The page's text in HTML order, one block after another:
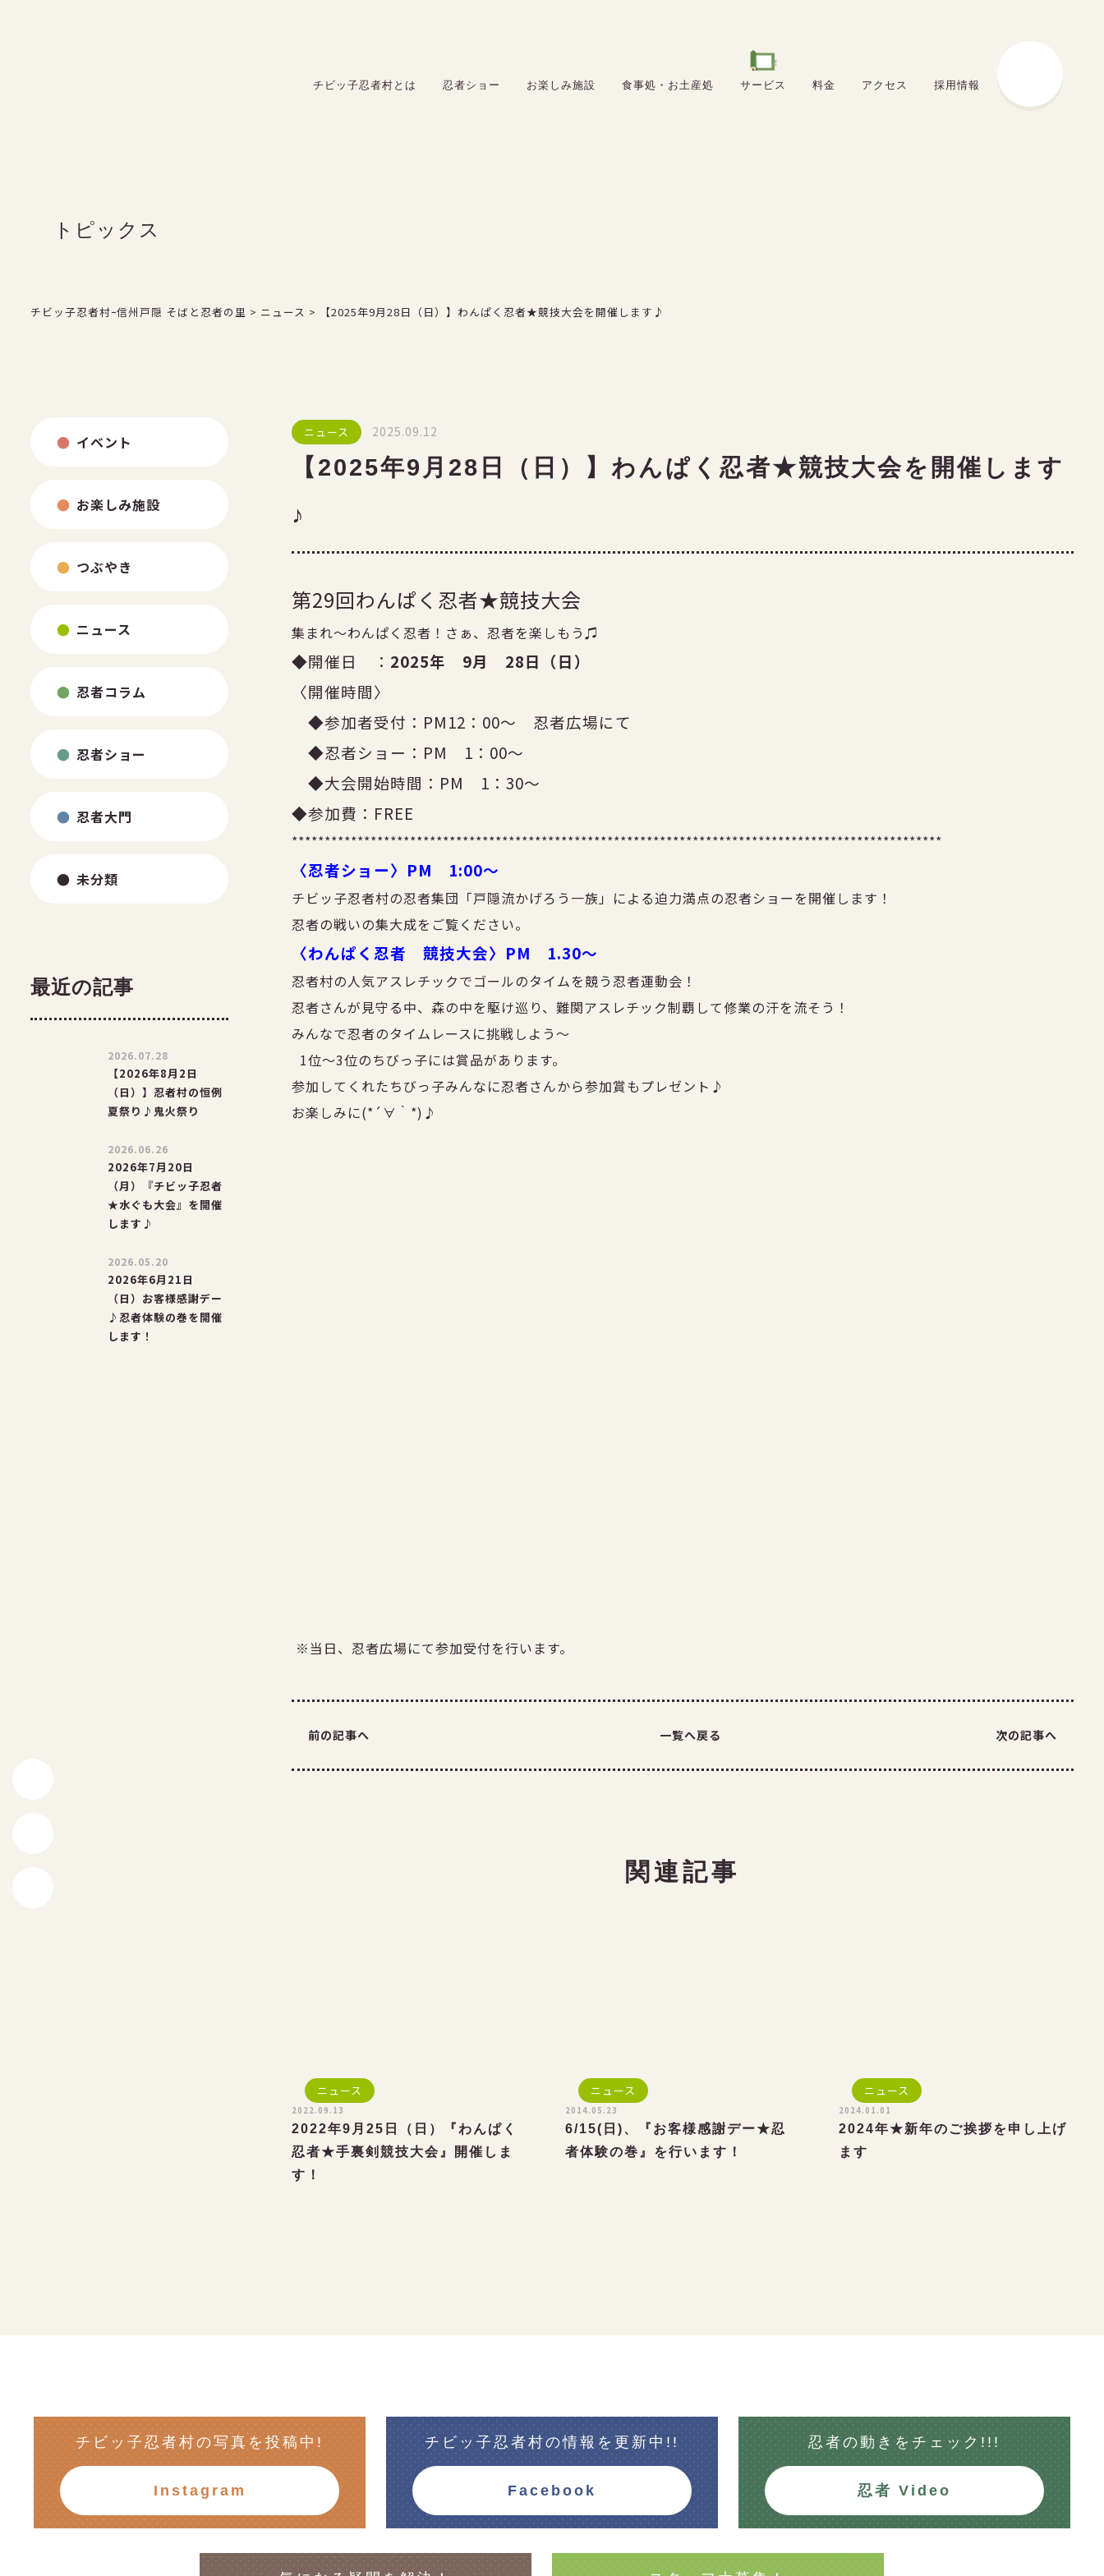
チビッ子忍者村とは 忍者ショー お楽しみ施設 食事処・お土産処 サービス 料金 アクセス 採用情報
サービス
トピックス
チビッ子忍者村ｰ信州戸隠 そばと忍者の里 > ニュース > 【2025年9月28日（日）】わんぱく忍者★競技大会を開催します♪
ニュース 2025.09.12
【2025年9月28日（日）】わんぱく忍者★競技大会を開催します
♪
第29回わんぱく忍者★競技大会
集まれ～わんぱく忍者！さぁ、忍者を楽しもう♫
◆開催日 ： 2025年 9月 28日（日）
〈開催時間〉
◆参加者受付：PM12：00～ 忍者広場にて
◆忍者ショー：PM 1：00～
◆大会開始時間：PM 1：30～
◆参加費：FREE
***************************************************************************************************
〈忍者ショー〉PM 1:00～
チビッ子忍者村の忍者集団「戸隠流かげろう一族」による迫力満点の忍者ショーを開催します！
忍者の戦いの集大成をご覧ください。
〈わんぱく忍者 競技大会〉PM 1.30～
忍者村の人気アスレチックでゴールのタイムを競う忍者運動会！
忍者さんが見守る中、森の中を駆け巡り、難関アスレチック制覇して修業の汗を流そう！
みんなで忍者のタイムレースに挑戦しよう～
1位～3位のちびっ子には賞品があります。
参加してくれたちびっ子みんなに忍者さんから参加賞もプレゼント♪
お楽しみに(*´∀｀*)♪
※当日、忍者広場にて参加受付を行います。
前の記事へ 一覧へ戻る 次の記事へ
関連記事
ニュース
2022.09.13
2022年9月25日（日）『わんぱく
忍者★手裏剣競技大会』開催しま
す！
ニュース
2014.05.23
6/15(日)、『お客様感謝デー★忍
者体験の巻』を行います！
ニュース
2024.01.01
2024年★新年のご挨拶を申し上げ
ます
イベント
お楽しみ施設
つぶやき
ニュース
忍者コラム
忍者ショー
忍者大門
未分類
最近の記事
2026.07.28
【2026年8月2日
（日）】忍者村の恒例
夏祭り♪鬼火祭り
2026.06.26
2026年7月20日
（月）『チビッ子忍者
★水ぐも大会』を開催
します♪
2026.05.20
2026年6月21日
（日）お客様感謝デー
♪忍者体験の巻を開催
します！
チビッ子忍者村の写真を投稿中!
Instagram
チビッ子忍者村の情報を更新中!!
Facebook
忍者の動きを チェック!!!
忍者 Video